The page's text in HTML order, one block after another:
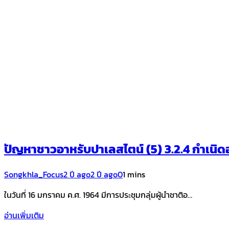
ปัญหาชาวอาหรับปาเลสไตน์ (5) 3.2.4 กำเนิ
Songkhla_Focus2 ปี ago2 ปี ago01 mins
ในวันที่ 16 มกราคม ค.ศ. 1964 มีการประชุมกลุ่มผู้นำชาติอ…
อ่านเพิ่มเติม